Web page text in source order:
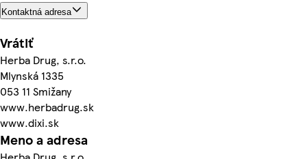
Kontaktná adresa
Vrátiť
Herba Drug, s.r.o.
Mlynská 1335
053 11 Smižany
www.herbadrug.sk
www.dixi.sk
Meno a adresa